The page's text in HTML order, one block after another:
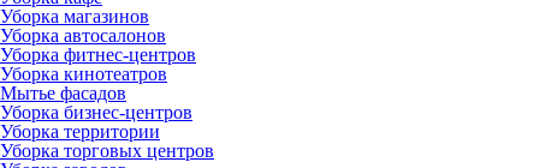
Уборка магазинов
Уборка автосалонов
Уборка фитнес-центров
Уборка кинотеатров
Мытье фасадов
Уборка бизнес-центров
Уборка территории
Уборка торговых центров